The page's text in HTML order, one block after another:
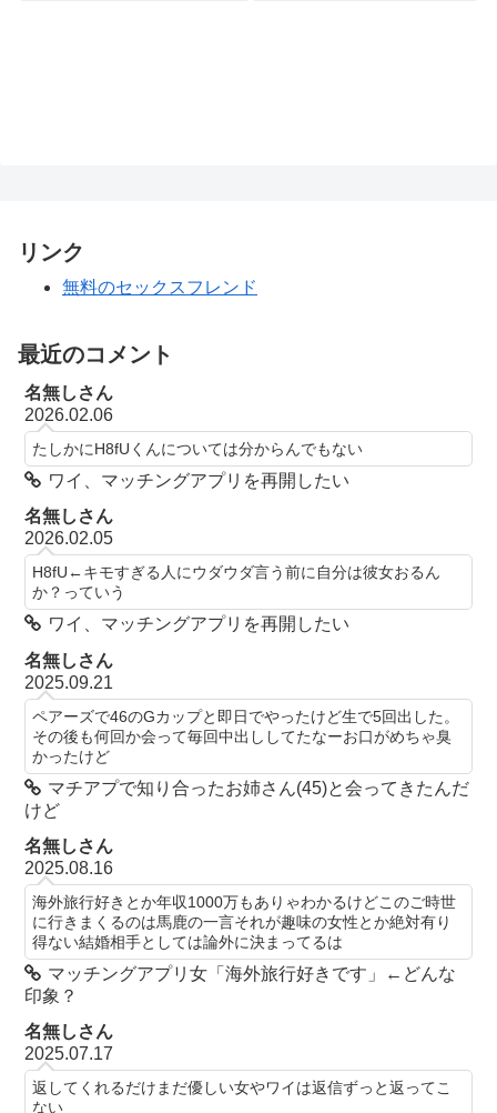
リンク
無料のセックスフレンド
最近のコメント
名無しさん
2026.02.06
たしかにH8fUくんについては分からんでもない
ワイ、マッチングアプリを再開したい
名無しさん
2026.02.05
H8fU←キモすぎる人にウダウダ言う前に自分は彼女おるん
か？っていう
ワイ、マッチングアプリを再開したい
名無しさん
2025.09.21
ペアーズで46のGカップと即日でやったけど生で5回出した。
その後も何回か会って毎回中出ししてたなーお口がめちゃ臭
かったけど
マチアプで知り合ったお姉さん(45)と会ってきたんだ
けど
名無しさん
2025.08.16
海外旅行好きとか年収1000万もありゃわかるけどこのご時世
に行きまくるのは馬鹿の一言それが趣味の女性とか絶対有り
得ない結婚相手としては論外に決まってるは
マッチングアプリ女「海外旅行好きです」←どんな
印象？
名無しさん
2025.07.17
返してくれるだけまだ優しい女やワイは返信ずっと返ってこ
ない